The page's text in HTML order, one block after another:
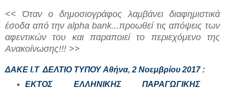
<< Όταν ο δημοσιογράφος λαμβάνει διαφημιστικά
έσοδα από την alpha bank...προωθεί τις απόψεις των
αφεντικών του και παραποιεί το περιεχόμενο της
Ανακοίνωσης!!! >>
ΔΑΚΕ Ι.Τ ΔΕΛΤΙΟ ΤΥΠΟΥΑθήνα, 2 Νοεμβρίου 2017:
ΕΚΤΟΣ ΕΛΛΗΝΙΚΗΣ ΠΑΡΑΓΩΓΙΚΗΣ